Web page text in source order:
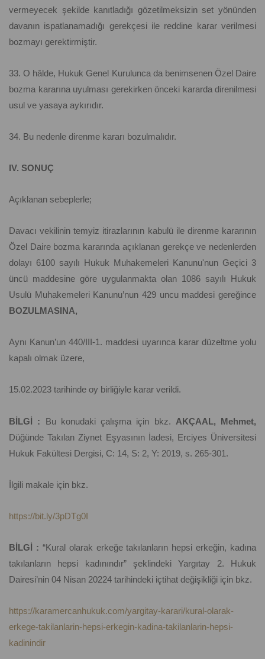
vermeyecek şekilde kanıtladığı gözetilmeksizin set yönünden
davanın ispatlanamadığı gerekçesi ile reddine karar verilmesi
bozmayı gerektirmiştir.
33. O hâlde, Hukuk Genel Kurulunca da benimsenen Özel Daire
bozma kararına uyulması gerekirken önceki kararda direnilmesi
usul ve yasaya aykırıdır.
34. Bu nedenle direnme kararı bozulmalıdır.
IV. SONUÇ
Açıklanan sebeplerle;
Davacı vekilinin temyiz itirazlarının kabulü ile direnme kararının
Özel Daire bozma kararında açıklanan gerekçe ve nedenlerden
dolayı 6100 sayılı Hukuk Muhakemeleri Kanunu'nun Geçici 3
üncü maddesine göre uygulanmakta olan 1086 sayılı Hukuk
Usulü Muhakemeleri Kanunu’nun 429 uncu maddesi gereğince
BOZULMASINA,
Aynı Kanun’un 440/III-1. maddesi uyarınca karar düzeltme yolu
kapalı olmak üzere,
15.02.2023 tarihinde oy birliğiyle karar verildi.
BİLGİ : Bu konudaki çalışma için bkz. AKÇAAL, Mehmet,
Düğünde Takılan Ziynet Eşyasının İadesi, Erciyes Üniversitesi
Hukuk Fakültesi Dergisi, C: 14, S: 2, Y: 2019, s. 265-301.
İlgili makale için bkz.
https://bit.ly/3pDTg0I
BİLGİ : “Kural olarak erkeğe takılanların hepsi erkeğin, kadına
takılanların hepsi kadınındır” şeklindeki Yargıtay 2. Hukuk
Dairesi’nin 04 Nisan 20224 tarihindeki içtihat değişikliği için bkz.
https://karamercanhukuk.com/yargitay-karari/kural-olarak-
erkege-takilanlarin-hepsi-erkegin-kadina-takilanlarin-hepsi-
kadinindir